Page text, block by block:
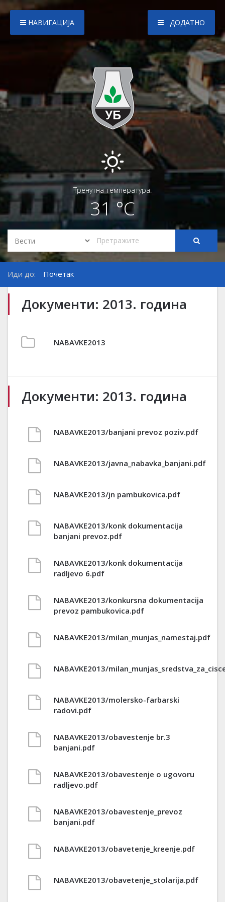
НАВИГАЦИЈА ДОДАТНО
Тренутна температура:
31 °C
Иди до: Почетак
Документи: 2013. година
NABAVKE2013
Документи: 2013. година
NABAVKE2013/banjani prevoz poziv.pdf
NABAVKE2013/javna_nabavka_banjani.pdf
NABAVKE2013/jn pambukovica.pdf
NABAVKE2013/konk dokumentacija
banjani prevoz.pdf
NABAVKE2013/konk dokumentacija
radljevo 6.pdf
NABAVKE2013/konkursna dokumentacija
prevoz pambukovica.pdf
NABAVKE2013/milan_munjas_namestaj.pdf
NABAVKE2013/
NABAVKE2013/molersko-farbarski
radovi.pdf
NABAVKE2013/obavestenje br.3
banjani.pdf
NABAVKE2013/obavestenje o ugovoru
radljevo.pdf
NABAVKE2013/obavestenje_prevoz
banjani.pdf
NABAVKE2013/obavetenje_kreenje.pdf
NABAVKE2013/obavetenje_stolarija.pdf